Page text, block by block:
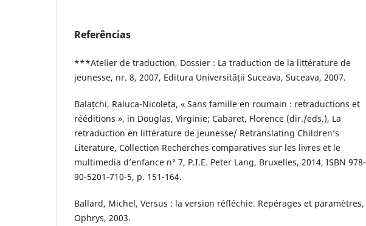
Referências
***Atelier de traduction, Dossier : La traduction de la littérature de
jeunesse, nr. 8, 2007, Editura Universității Suceava, Suceava, 2007.
Balațchi, Raluca-Nicoleta, « Sans famille en roumain : retraductions et
rééditions », in Douglas, Virginie; Cabaret, Florence (dir./eds.), La
retraduction en littérature de jeunesse/ Retranslating Children’s
Literature, Collection Recherches comparatives sur les livres et le
multimedia d’enfance n° 7, P.I.E. Peter Lang, Bruxelles, 2014, ISBN 978-
90-5201-710-5, p. 151-164.
Ballard, Michel, Versus : la version réfléchie. Repérages et paramètres,
Ophrys, 2003.